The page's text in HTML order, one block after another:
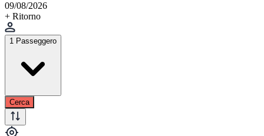
09/08/2026
+ Ritorno
1 Passeggero
Cerca